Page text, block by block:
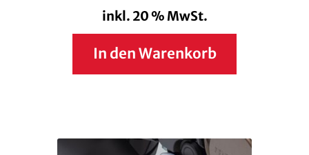
inkl. 20 % MwSt.
In den Warenkorb